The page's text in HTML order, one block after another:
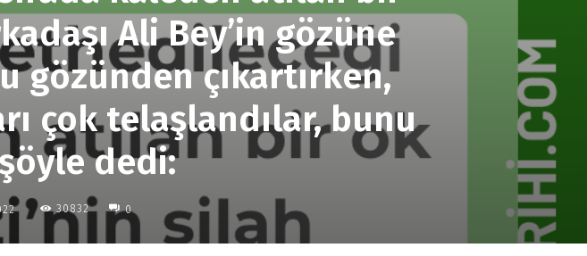
Ali Bey’in gözüne
gözünden çıkartırken,
çok telaşlandılar, bunu
dedi:
30832 0